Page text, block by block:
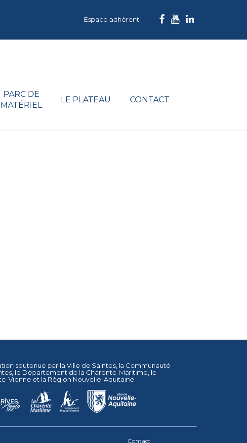
Espace adhérent
PARC DE
MATÉRIEL
LE PLATEAU CONTACT
soutenue par la Ville de Saintes , la Communauté
, le Département de la Charente-Maritime , le
Vienne et la Région Nouvelle-Aquitaine
Contact